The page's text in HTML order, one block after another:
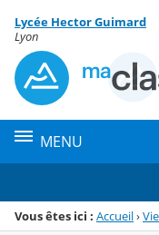
Menu de la rubrique
Contenu
Lycée Hector Guimard
Lyon
MENU
Vous êtes ici : Accueil›